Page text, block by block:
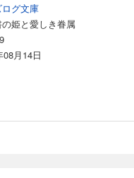
ログ文庫
姫と愛しき眷属
08月14日